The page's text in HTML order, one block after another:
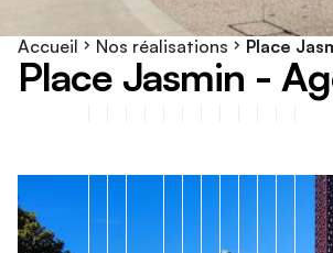
Accueil Nos réalisations Place
Place Jasmin - Ag